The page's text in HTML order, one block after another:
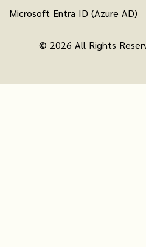
Microsoft Entra ID (Azure AD)
© 2026 All Rights